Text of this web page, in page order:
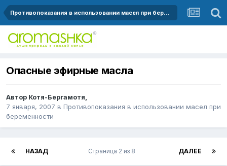
Противопоказания в использовании масел при беременности
Опасные эфирные масла
Автор Котя-Бергамотя,
7 января, 2007 в Противопоказания в использовании масел при
беременности
НАЗАД ДАЛЕЕ
Страница 2 из 8